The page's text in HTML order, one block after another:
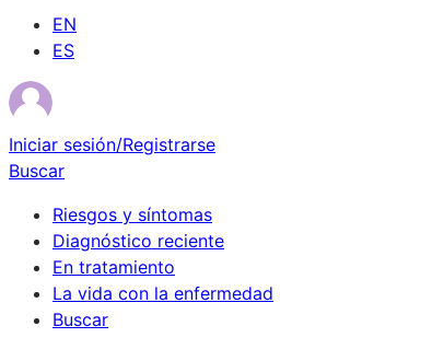
EN
ES
Iniciar sesión/Registrarse
Buscar
Riesgos y síntomas
Diagnóstico reciente
En tratamiento
La vida con la enfermedad
Buscar